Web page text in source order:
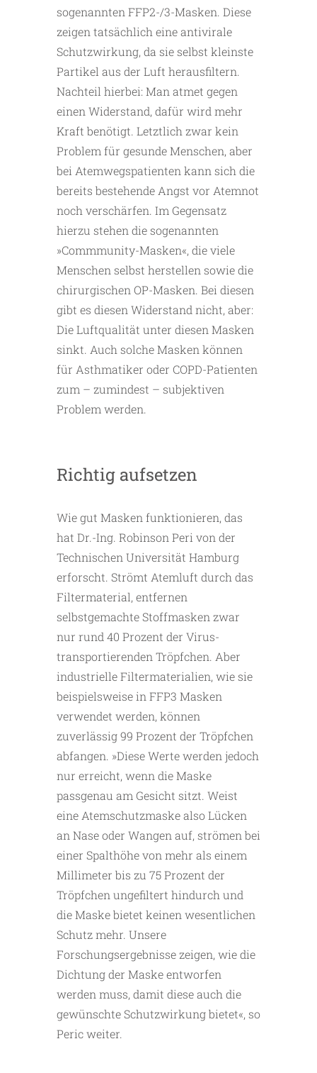
sogenannten FFP2-/3-Masken. Diese
zeigen tatsächlich eine antivirale
Schutzwirkung, da sie selbst kleinste
Partikel aus der Luft herausfiltern.
Nachteil hierbei: Man atmet gegen
einen Widerstand, dafür wird mehr
Kraft benötigt. Letztlich zwar kein
Problem für gesunde Menschen, aber
bei Atemwegspatienten kann sich die
bereits bestehende Angst vor Atemnot
noch verschärfen. Im Gegensatz
hierzu stehen die sogenannten
»Commmunity-Masken«, die viele
Menschen selbst herstellen sowie die
chirurgischen OP-Masken. Bei diesen
gibt es diesen Widerstand nicht, aber:
Die Luftqualität unter diesen Masken
sinkt. Auch solche Masken können
für Asthmatiker oder COPD-Patienten
zum – zumindest – subjektiven
Problem werden.
Richtig aufsetzen
Wie gut Masken funktionieren, das
hat Dr.-Ing. Robinson Peri von der
Technischen Universität Hamburg
erforscht. Strömt Atemluft durch das
Filtermaterial, entfernen
selbstgemachte Stoffmasken zwar
nur rund 40 Prozent der Virus-
transportierenden Tröpfchen. Aber
industrielle Filtermaterialien, wie sie
beispielsweise in FFP3 Masken
verwendet werden, können
zuverlässig 99 Prozent der Tröpfchen
abfangen. »Diese Werte werden jedoch
nur erreicht, wenn die Maske
passgenau am Gesicht sitzt. Weist
eine Atemschutzmaske also Lücken
an Nase oder Wangen auf, strömen bei
einer Spalthöhe von mehr als einem
Millimeter bis zu 75 Prozent der
Tröpfchen ungefiltert hindurch und
die Maske bietet keinen wesentlichen
Schutz mehr. Unsere
Forschungsergebnisse zeigen, wie die
Dichtung der Maske entworfen
werden muss, damit diese auch die
gewünschte Schutzwirkung bietet«, so
Peric weiter.